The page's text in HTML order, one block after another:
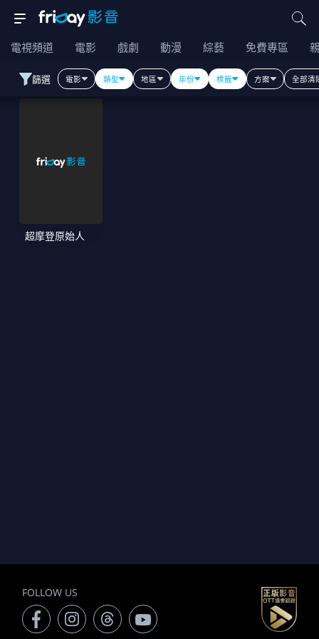
電視頻道 電影 戲劇 動漫 綜藝 免費專區
篩選 電影 類型 地區 年份 標籤 方案 全部清
超摩登原始人
FOLLOW US